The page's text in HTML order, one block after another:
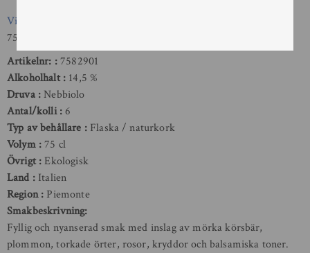
Vin
75 cl
Artikelnr:
7582901
Alkoholhalt
14,5 %
Druva Nebbiolo
Antal/kolli 6
Typ av behållare
Flaska / naturkork
Volym 75 cl
Övrigt
Ekologisk
Land
Italien
Region
Piemonte
Smakbeskrivning:
Fyllig och nyanserad smak med inslag av mörka körsbär,
plommon, torkade örter, rosor, kryddor och balsamiska toner.